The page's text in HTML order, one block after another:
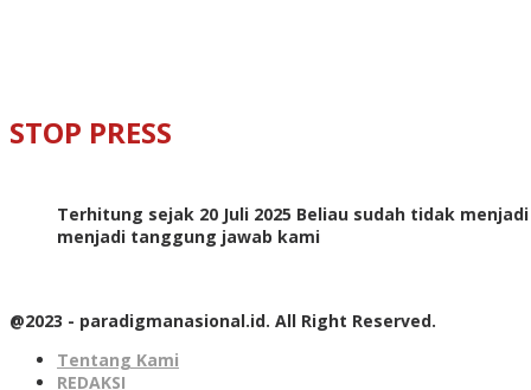
STOP PRESS
Terhitung sejak 20 Juli 2025 Beliau sudah tidak
menjadi tanggung jawab kami
@2023 - paradigmanasional.id. All Right Reserved.
Tentang Kami
REDAKSI